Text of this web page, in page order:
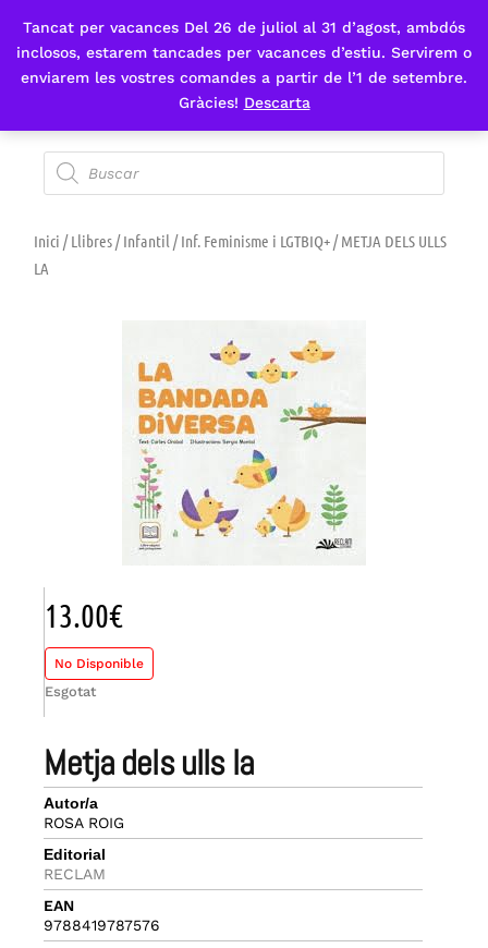
Tancat per vacances Del 26 de juliol al 31 d’agost, ambdós
inclosos, estarem tancades per vacances d’estiu. Servirem o
enviarem les vostres comandes a partir de l’1 de setembre.
Gràcies! Descarta
Fes-te'n sòcia
Inici /Llibres/Infantil /Inf. Feminisme i LGTBIQ+/ METJA DELS ULLS
LA
metja dels ulls la
Autor/a
ROSA ROIG
Editorial
RECLAM
EAN
9788419787576
13.00€
No Disponible
Esgotat